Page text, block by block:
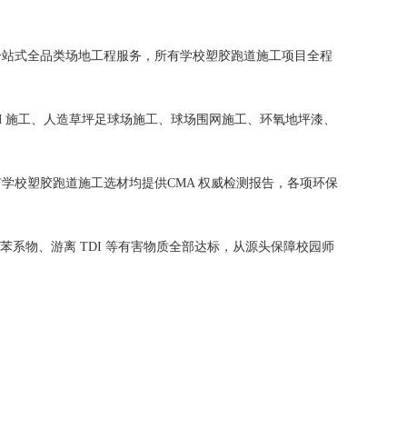
式全品类场地工程服务，所有学校塑胶跑道施工项目全程
工、人造草坪足球场施工、球场围网施工、环氧地坪漆、
校塑胶跑道施工选材均提供CMA 权威检测报告，各项环保
系物、游离 TDI 等有害物质全部达标，从源头保障校园师